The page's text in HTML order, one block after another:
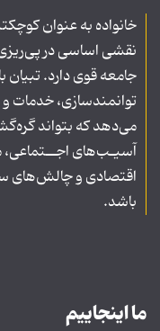
خانواده به عنوان
نقشی اساسی در
جامعه قوی دارد.
توانمندسازی، خدمات و
می‌دهد که بتواند
آسیـب‌های
اقتصادی و چالش‌های
باشد.
ما اینجاییم